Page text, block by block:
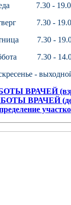
7.30 -
7.30 -
7.30 -
7.30 -
-
ВРАЧЕЙ
ВРАЧЕЙ